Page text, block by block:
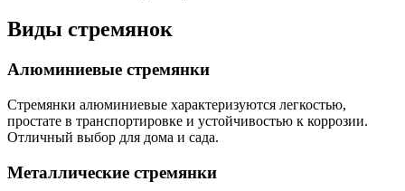
Виды стремянок
Алюминиевые стремянки
Стремянки алюминиевые характеризуются легкостью,
простате в транспортировке и устойчивостью к коррозии.
Отличный выбор для дома и сада.
Металлические стремянки